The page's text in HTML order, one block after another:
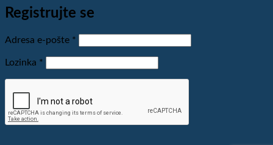
Registrujte se
Adresa e-pošte *
Lozinka *